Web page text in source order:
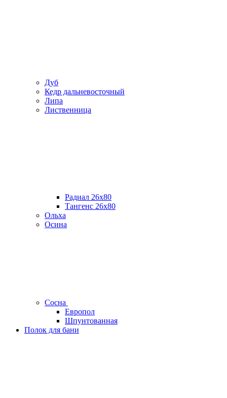
Дуб
Кедр дальневосточный
Липа
Лиственница
Радиал 26х80
Тангенс 26х80
Ольха
Осина
Сосна
Европол
Шпунтованная
Полок для бани